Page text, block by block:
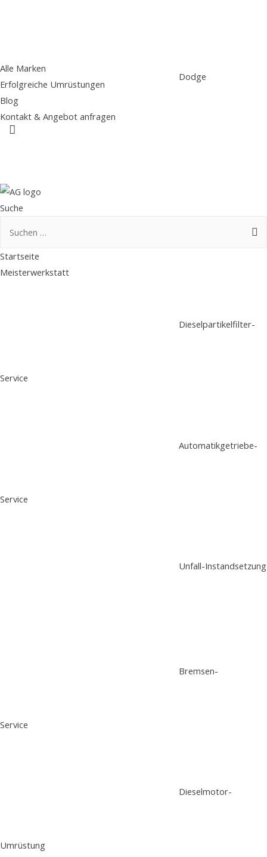
Dodge
Alle Marken
Erfolgreiche Umrüstungen
Blog
Kontakt & Angebot anfragen
Suche
Suche
Startseite
Meisterwerkstatt
Dieselpartikelfilter-
Service
Automatikgetriebe-
Service
Unfall-Instandsetzung
Bremsen-
Service
Dieselmotor-
Umrüstung